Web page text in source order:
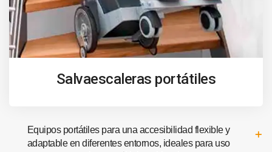
Salvaescaleras portátiles
Equipos portátiles para una accesibilidad flexible y
adaptable en diferentes entornos, ideales para uso